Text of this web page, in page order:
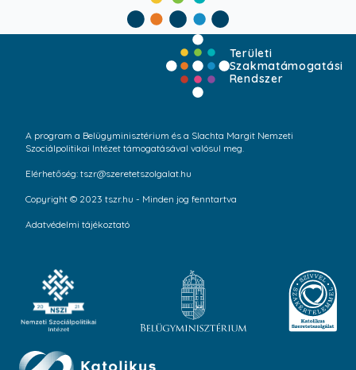
Területi
Szakmatámogatási
Rendszer
A program a Belügyminisztérium és a Slachta Margit Nemzeti
Szociálpolitikai Intézet támogatásával valósul meg.
Elérhetőség: tszr@szeretetszolgalat.hu
Copyright © 2023 tszr.hu - Minden jog fenntartva
Adatvédelmi tájékoztató